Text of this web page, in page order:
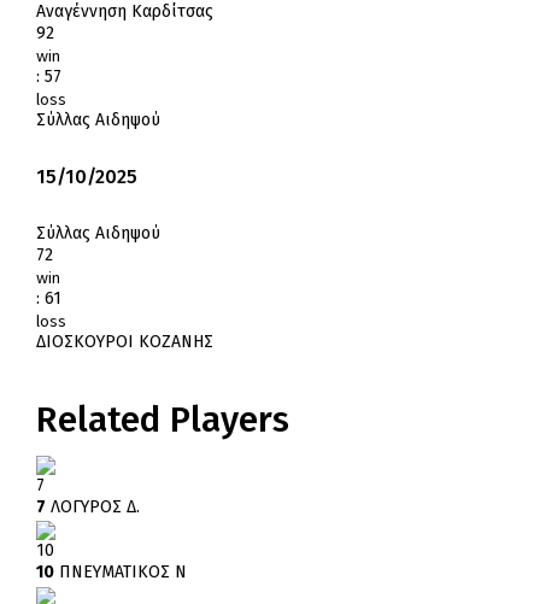
Αναγέννηση Καρδίτσας
92
win
: 57
loss
Σύλλας Αιδηψού
15/10/2025
Σύλλας Αιδηψού
72
win
: 61
loss
ΔΙΟΣΚΟΥΡΟΙ ΚΟΖΑΝΗΣ
Related Players
7
7 ΛΟΓΥΡΟΣ Δ.
10
10 ΠΝΕΥΜΑΤΙΚΟΣ Ν